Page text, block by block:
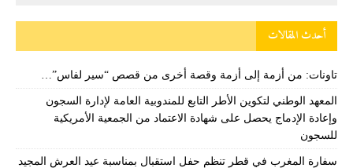
أحدث المقالات
تاونات: من أزمة إلى أزمة وقصة أخرى من قصص “سير لفاس”…
المعهد الوطني لتكوين الأطر التابع للمندوبية العامة لإدارة السجون
وإعادة الإدماج يحصل على شهادة الاعتماد من الجمعية الأمريكية
للسجون
سفارة المغرب في قطر تنظم حفل استقبال بمناسبة عيد العرش المجيد